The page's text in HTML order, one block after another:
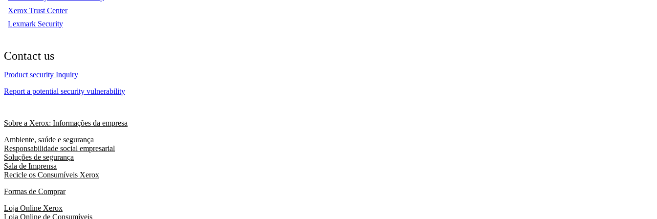
Xerox Trust Center
Lexmark Security
Contact us
Product security Inquiry
Report a potential security vulnerability
Sobre a Xerox: Informações da empresa
Ambiente, saúde e segurança
Responsabilidade social empresarial
Soluções de segurança
Sala de Imprensa
Recicle os Consumíveis Xerox
Formas de Comprar
Loja Online Xerox
Loja Online de Consumíveis